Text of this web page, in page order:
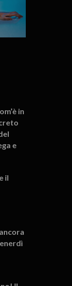
in
e
il